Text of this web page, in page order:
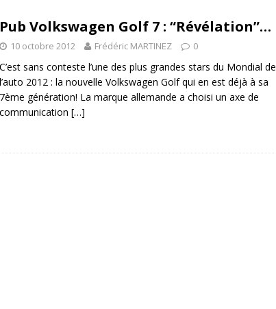
: Honda dévoile un spot publicitaire… confiné! ACTUS
Pub Volkswagen Golf 7 : “Révélation”…
10 octobre 2012 Frédéric MARTINEZ 0
C’est sans conteste l’une des plus grandes stars du Mondial de
l’auto 2012 : la nouvelle Volkswagen Golf qui en est déjà à sa
7ème génération! La marque allemande a choisi un axe de
communication […]